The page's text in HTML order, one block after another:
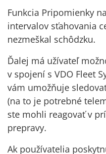
Funkcia Pripomienky
intervalov sťahovania
nezmeškal schôdzku.
Ďalej má užívateľ
v spojení s VDO Fleet
vám umožňuje
(na to je potrebné
ste mohli reagovať v
prepravy.
Ak používatelia